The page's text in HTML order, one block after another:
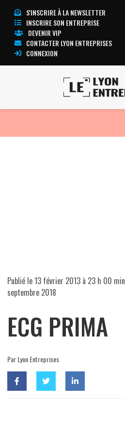
S'INSCRIRE À LA NEWSLETTER
INSCRIRE SON ENTREPRISE
DEVENIR VIP
CONTACTER LYON ENTREPRISES
CONNEXION
Publié le13 février 2013 à 23 h 00 min
septembre 2018
ECG PRIMA
Par Lyon Entreprises